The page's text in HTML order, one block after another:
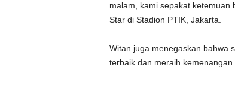
m
malam, kami sepakat ketemuan
Star di Stadion PTIK, Jakarta.
Witan juga menegaskan bahwa
terbaik dan meraih kemenangan